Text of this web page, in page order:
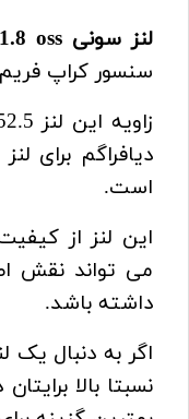
لنز سونی 35mm f/1.8 oss
سنسور کراپ
است.
این لنز از
می تواند نقش
داشته باشد.
اگر به دنبال یک
نسبتا بالا